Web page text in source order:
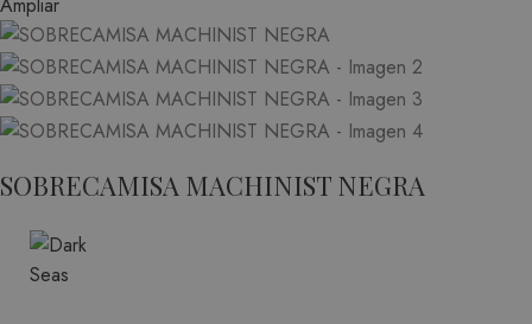
SOBRECAMISA MACHINIST NEGRA